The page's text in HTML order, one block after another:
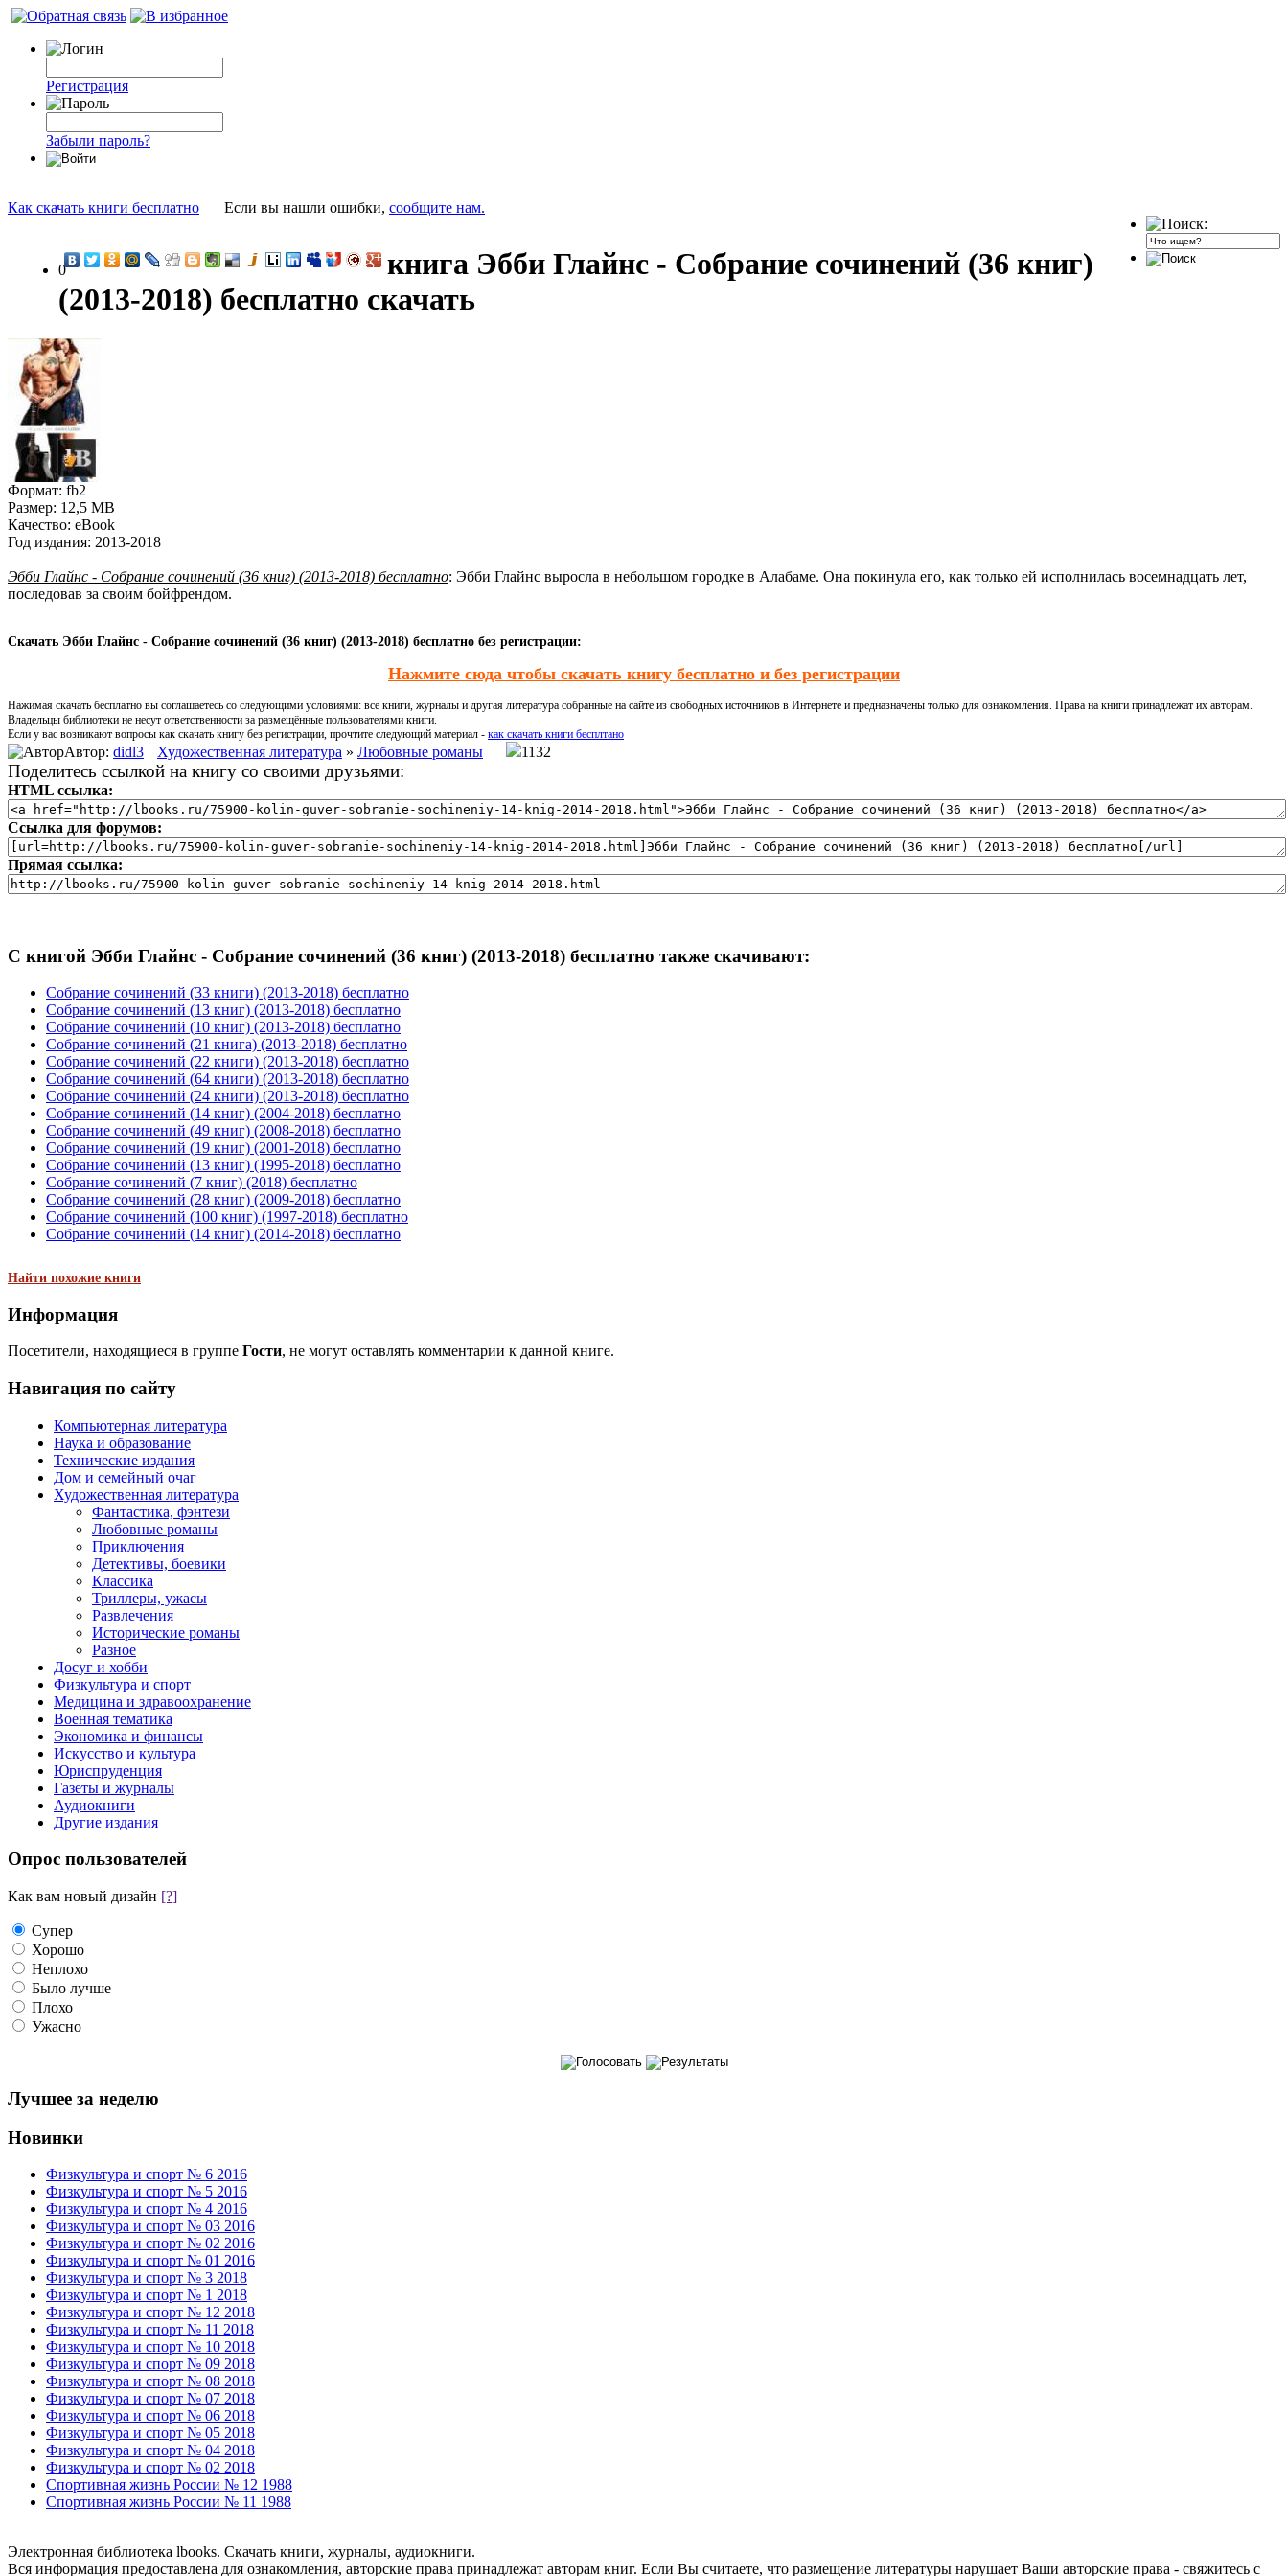
Регистрация
Забыли пароль?
Как скачать книги бесплатно Если вы нашли ошибки, сообщите нам.
0
книга Эбби Глайнс - Собрание сочинений (36 книг)
(2013-2018) бесплатно скачать
Формат: fb2
Размер: 12,5 MB
Качество: eBook
Год издания: 2013-2018
Эбби Глайнс - Собрание сочинений (36 книг) (2013-2018) бесплатно: Эбби Глайнс выросла в небольшом городке в Алабаме. Она покинула его, как только ей исполнилась восемнадцать лет,
последовав за своим бойфрендом.
Скачать Эбби Глайнс - Собрание сочинений (36 книг) (2013-2018) бесплатно без регистрации:
Нажмите сюда чтобы скачать книгу бесплатно и без регистрации
Нажимая скачать бесплатно вы соглашаетесь со следующими условиями: все книги, журналы и другая литература собранные на сайте из свободных источников в Интернете и предназначены только для ознакомления. Права на книги принадлежат их авторам.
Владельцы библиотеки не несут ответственности за размещённые пользователями книги.
Если у вас возникают вопросы как скачать книгу без регистрации, прочтите следующий материал - как скачать книги бесплтано
Автор: didl3 Художественная литература » Любовные романы 1132
Поделитесь ссылкой на книгу со своими друзьями:
HTML ссылка:
Ссылка для форумов:
Прямая ссылка:
С книгой Эбби Глайнс - Собрание сочинений (36 книг) (2013-2018) бесплатно также скачивают:
Собрание сочинений (33 книги) (2013-2018) бесплатно
Собрание сочинений (13 книг) (2013-2018) бесплатно
Собрание сочинений (10 книг) (2013-2018) бесплатно
Собрание сочинений (21 книга) (2013-2018) бесплатно
Собрание сочинений (22 книги) (2013-2018) бесплатно
Собрание сочинений (64 книги) (2013-2018) бесплатно
Собрание сочинений (24 книги) (2013-2018) бесплатно
Собрание сочинений (14 книг) (2004-2018) бесплатно
Собрание сочинений (49 книг) (2008-2018) бесплатно
Собрание сочинений (19 книг) (2001-2018) бесплатно
Собрание сочинений (13 книг) (1995-2018) бесплатно
Собрание сочинений (7 книг) (2018) бесплатно
Собрание сочинений (28 книг) (2009-2018) бесплатно
Собрание сочинений (100 книг) (1997-2018) бесплатно
Собрание сочинений (14 книг) (2014-2018) бесплатно
Найти похожие книги
Информация
Посетители, находящиеся в группе Гости, не могут оставлять комментарии к данной книге.
Навигация по сайту
Компьютерная литература
Наука и образование
Технические издания
Дом и семейный очаг
Художественная литература
Фантастика, фэнтези
Любовные романы
Приключения
Детективы, боевики
Классика
Триллеры, ужасы
Развлечения
Исторические романы
Разное
Досуг и хобби
Физкультура и спорт
Медицина и здравоохранение
Военная тематика
Экономика и финансы
Искусство и культура
Юриспруденция
Газеты и журналы
Аудиокниги
Другие издания
Опрос пользователей
Как вам новый дизайн [?]
Супер
Хорошо
Неплохо
Было лучше
Плохо
Ужасно
Лучшее за неделю
Новинки
Физкультура и спорт № 6 2016
Физкультура и спорт № 5 2016
Физкультура и спорт № 4 2016
Физкультура и спорт № 03 2016
Физкультура и спорт № 02 2016
Физкультура и спорт № 01 2016
Физкультура и спорт № 3 2018
Физкультура и спорт № 1 2018
Физкультура и спорт № 12 2018
Физкультура и спорт № 11 2018
Физкультура и спорт № 10 2018
Физкультура и спорт № 09 2018
Физкультура и спорт № 08 2018
Физкультура и спорт № 07 2018
Физкультура и спорт № 06 2018
Физкультура и спорт № 05 2018
Физкультура и спорт № 04 2018
Физкультура и спорт № 02 2018
Спортивная жизнь России № 12 1988
Спортивная жизнь России № 11 1988
Электронная библиотека lbooks. Скачать книги, журналы, аудиокниги.
Вся информация предоставлена для ознакомления, авторские права принадлежат авторам книг. Если Вы считаете, что размещение литературы нарушает Ваши авторские права - свяжитесь с